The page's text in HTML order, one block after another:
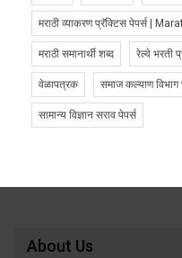
मराठी व्याकरण प्रॅक्टिस पेपर्स |
मराठी समानार्थी शब्द रेल्वे भरती
वेळापत्रक समाज कल्याण विभाग
सामान्य विज्ञान सराव पेपर्स
About Us